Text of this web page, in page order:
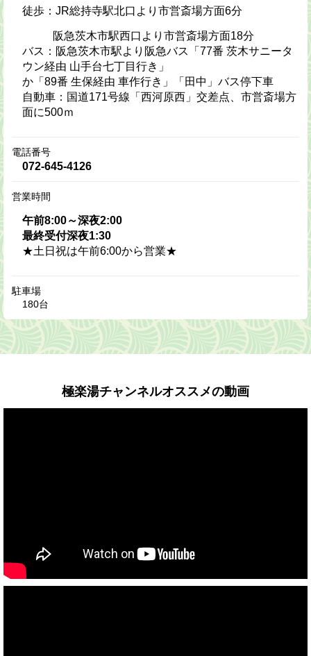
徒歩：JR総持寺駅北口より市営斎場方面6分
阪急茨木市駅西口より市営斎場方面18分
バス：阪急茨木市駅より阪急バス「77番 茨木サニータ
ウン経由 山手台七丁目行き」
か「89番 生保経由 車作行き」「田中」バス停下車
自動車：国道171号線「西河原西」交差点、市営斎場方
面に500ｍ
電話番号
072-645-4126
営業時間
午前8:00～深夜2:00
最終受付深夜1:30
★土日祝は午前6:00から営業★
駐車場
180台
極楽湯チャンネルオススメの動画